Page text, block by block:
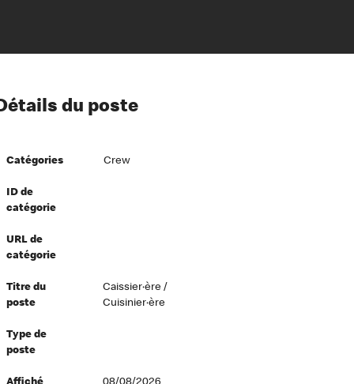
à l’égard de nos employés
directeurs
équité et inclusion
au travail
du poste
Catégories Crew
ID de
catégorie
URL de
catégorie
Titre du
poste
Caissier·ère /
Cuisinier·ère
Type de
poste